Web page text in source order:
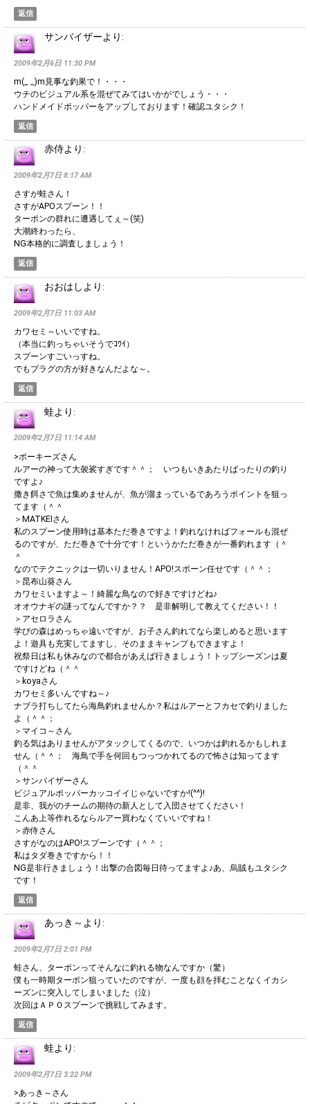
返信
サンバイザーより:
2009年2月6日 11:30 PM
m(_ _)m見事な釣果で！・・・
ウチのビジュアル系を混ぜてみてはいかがでしょう・・・
ハンドメイドポッパーをアップしております！確認ユタシク！
返信
赤侍より:
2009年2月7日 8:17 AM
さすが蛙さん！
さすがAPOスプーン！！
ターポンの群れに遭遇してぇ～(笑)
大潮終わったら、
NG本格的に調査しましょう！
返信
おおはし より:
2009年2月7日 11:03 AM
カワセミ～いいですね。
（本当に釣っちゃいそうでｺﾜｲ）
スプーンすごいっすね。
でもプラグの方が好きなんだよな～。
返信
蛙より:
2009年2月7日 11:14 AM
>ポーキーズさん
ルアーの神って大袈裟すぎです＾＾； いつもいきあたりばったりの釣り
ですよ♪
撒き餌さで魚は集めませんが、魚が溜まっているであろうポイントを狙っ
てます（＾＾
＞MATKEIさん
私のスプーン使用時は基本ただ巻きですよ！釣れなければフォールも混ぜ
るのですが、ただ巻きで十分です！というかただ巻きが一番釣れます（＾
＾
なのでテクニックは一切いりません！APO!スポーン任せです（＾＾；
＞昆布山葵さん
カワセミいますよ～！綺麗な鳥なので好きですけどね♪
オオウナギの謎ってなんですか？？ 是非解明して教えてください！！
＞アセロラさん
学びの森はめっちゃ遠いですが、お子さん釣れてなら楽しめると思います
よ！遊具も充実してますし、そのままキャンプもできますよ！
祝祭日は私も休みなので都合があえば行きましょう！トップシーズンは夏
ですけどね（＾＾
＞koyaさん
カワセミ多いんですね～♪
ナブラ打ちしてたら海鳥釣れませんか？私はルアーとフカセで釣りました
よ（＾＾；
＞マイコ～さん
釣る気はありませんがアタックしてくるので、いつかは釣れるかもしれま
せん（＾＾； 海鳥で手を何回もつっつかれてるので怖さは知ってます
（＾＾
＞サンバイザーさん
ビジュアルポッパーカッコイイじゃないですか!(^^)!
是非、我がのチームの期待の新人として入団させてください！
こんあ上等作れるならルアー買わなくていいですね！
＞赤侍さん
さすがなのはAPO!スプーンです（＾＾；
私はタダ巻きですから！！
NG是非行きましょう！出撃の合図毎日待ってますよ♪あ、烏賊もユタシク
です！
返信
あっき～ より:
2009年2月7日 2:01 PM
蛙さん、ターポンってそんなに釣れる物なんですか（驚）
僕も一時期ターポン狙っていたのですが、一度も顔を拝むことなくイカシ
ーズンに突入してしまいました（泣）
次回はＡＰＯスプーンで挑戦してみます。
返信
蛙より:
2009年2月7日 3:22 PM
>あっき～さん